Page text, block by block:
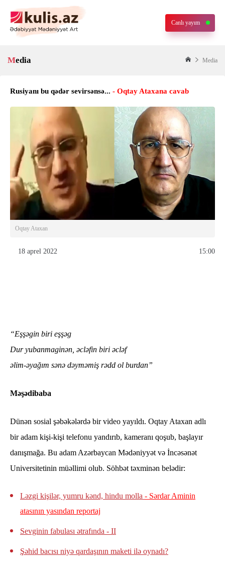
Canlı yayım
Media Media
Rusiyanı bu qədər sevirsənsə... - Oqtay Ataxana cavab
Oqtay Ataxan
18 aprel 2022 15:00
“Eşşəgin biri eşşəg
Dur yubanmaginən, əcləfin biri əcləf
əlim-əyağım sənə dəyməmiş rədd ol burdan”
Məşədibaba
Dünən sosial şəbəkələrdə bir video yayıldı. Oqtay Ataxan adlı
bir adam kişi-kişi telefonu yandırıb, kameranı qoşub, başlayır
danışmağa. Bu adam Azərbaycan Mədəniyyət və İncəsənət
Universitetinin müəllimi olub. Söhbət təxminən belədir:
Ləzgi kişilər, yumru kənd, hindu molla - Sərdar Aminin
atasının yasından reportaj
Sevginin fabulası ətrafında - II
Şəhid bacısı niyə qardaşının maketi ilə oynadı?